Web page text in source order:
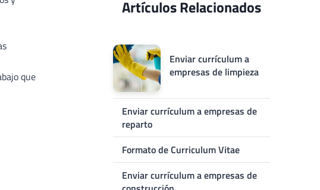
que
Artículos Relacionados
Enviar currículum a
empresas de limpieza
Enviar currículum a empresas de
reparto
Formato de Curriculum Vitae
Enviar currículum a empresas de